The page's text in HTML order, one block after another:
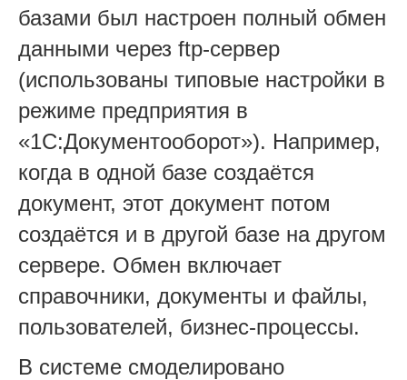
базами был настроен полный обмен
данными через ftp-сервер
(использованы типовые настройки в
режиме предприятия в
«1С:Документооборот»). Например,
когда в одной базе создаётся
документ, этот документ потом
создаётся и в другой базе на другом
сервере. Обмен включает
справочники, документы и файлы,
пользователей, бизнес-процессы.
В системе смоделировано